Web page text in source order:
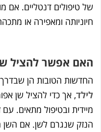
דנטליים. אם מוך
ומאפירה או מתכהה.
להציל שיניים
הטובות הן שבדרך כלל
כדי להציל שן אפורה יש
ובטיפול מתאים. עם זה,
לשן. אם השן